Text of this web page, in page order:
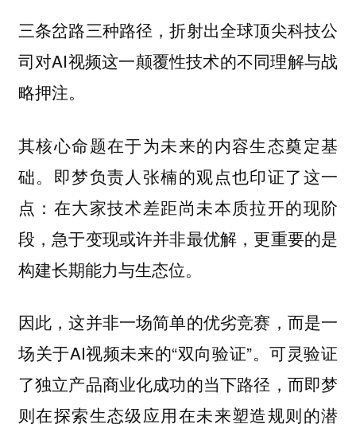
三条岔路三种路径，折射出全球顶尖科技公
司对AI视频这一颠覆性技术的不同理解与战
略押注。
其核心命题在于为未来的内容生态奠定基
础。即梦负责人张楠的观点也印证了这一
点：在大家技术差距尚未本质拉开的现阶
段，急于变现或许并非最优解，更重要的是
构建长期能力与生态位。
因此，这并非一场简单的优劣竞赛，而是一
场关于AI视频未来的“双向验证”。可灵验证
了独立产品商业化成功的当下路径，而即梦
则在探索生态级应用在未来塑造规则的潜